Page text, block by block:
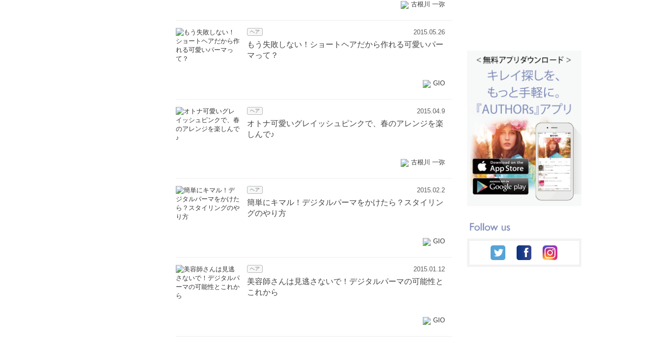
古根川 一弥
ヘア 2015.05.26
もう失敗しない！ショートヘアだから作れる可愛いパー
マって？
GIO
ヘア 2015.04.9
オトナ可愛いグレイッシュピンクで、春のアレンジを楽
しんで♪
古根川 一弥
ヘア 2015.02.2
簡単にキマル！デジタルパーマをかけたら？スタイリン
グのやり方
GIO
ヘア 2015.01.12
美容師さんは見逃さないで！デジタルパーマの可能性と
これから
GIO